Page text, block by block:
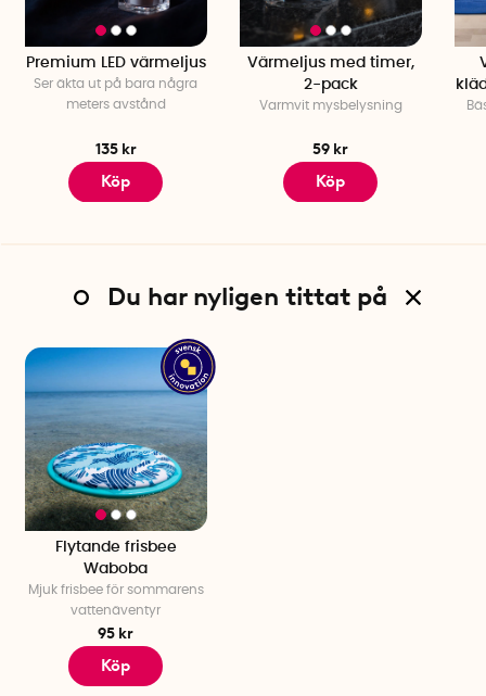
Premium LED värmeljus
Ser äkta ut på bara några
meters avstånd
135 kr
Köp
Värmeljus med timer,
2-pack
Varmvit mysbelysning
59 kr
Köp
Du har nyligen tittat på
Flytande frisbee
Waboba
Mjuk frisbee för sommarens
vattenäventyr
95 kr
Köp